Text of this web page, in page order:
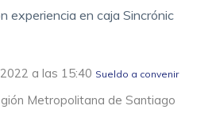
experiencia en caja Sincrónic
a las 15:40 Sueldo a convenir
Metropolitana de Santiago